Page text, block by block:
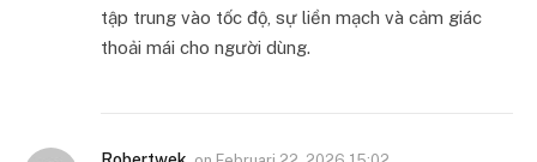
tập trung vào tốc độ, sự liền mạch và cảm giác
thoải mái cho người dùng.